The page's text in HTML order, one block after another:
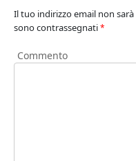
Il tuo indirizzo email non
sono contrassegnati*
Commento